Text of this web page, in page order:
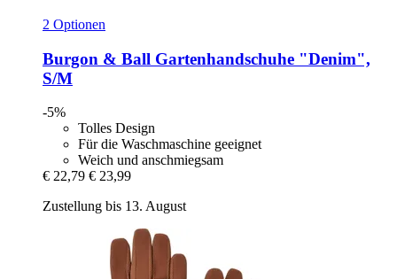
2 Optionen
Burgon & Ball Gartenhandschuhe "Denim",
S/M
-5%
Tolles Design
Für die Waschmaschine geeignet
Weich und anschmiegsam
€ 22,79 € 23,99
Zustellung bis 13. August